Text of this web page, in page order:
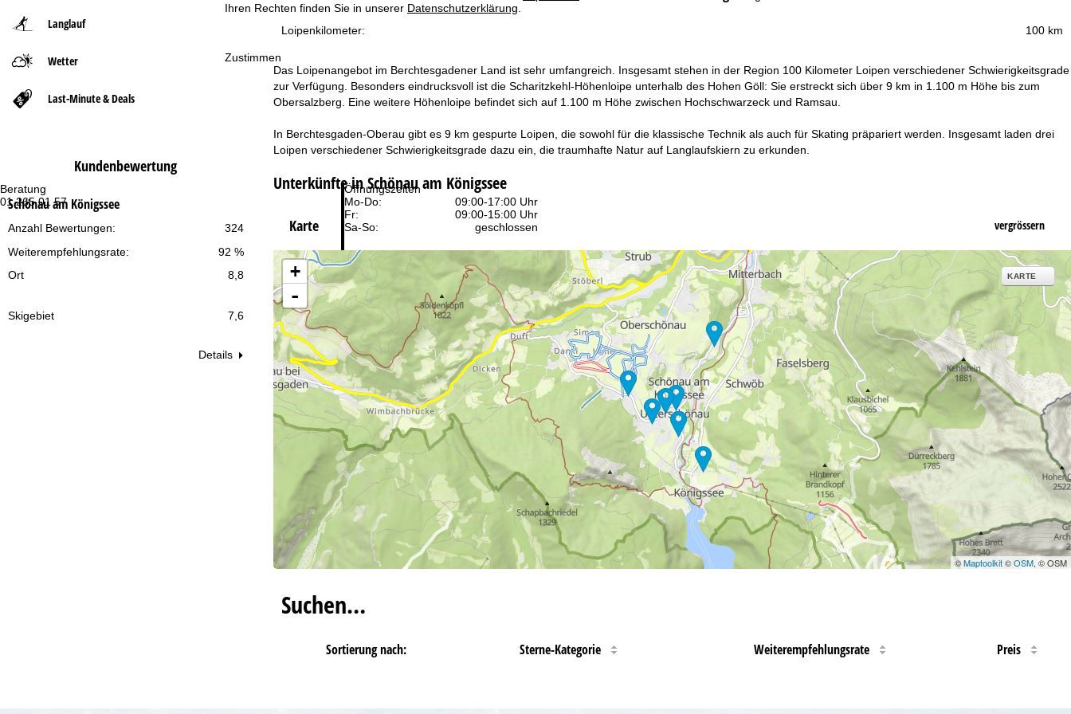
Ihren Rechten finden Sie in unserer Datenschutzerklärung.
Zustimmen
Beratung
01 265 01 57
Öffnungszeiten
Mo-Do:
09:00-17:00 Uhr
Fr:
09:00-15:00 Uhr
Sa-So:
geschlossen
Zur Kontaktseite
Beratung
Langlauf
Wetter
Last-Minute & Deals
Kundenbewertung
Schönau am Königssee
324
Anzahl Bewertungen:
92 %
Weiterempfehlungsrate:
Ort
8,8
Skigebiet 7,6
Details
t
e
e
100 km
Loipenkilometer:
Das Loipenangebot im Berchtesgadener Land ist sehr umfangreich. Insgesamt stehen in der Region 100 Kilometer Loipen verschiedener Schwierigkeitsgrade
zur Verfügung. Besonders eindrucksvoll ist die Scharitzkehl-Höhenloipe unterhalb des Hohen Göll: Sie erstreckt sich über 9 km in 1.100 m Höhe bis zum
Obersalzberg. Eine weitere Höhenloipe befindet sich auf 1.100 m Höhe zwischen Hochschwarzeck und Ramsau.
In Berchtesgaden-Oberau gibt es 9 km gespurte Loipen, die sowohl für die klassische Technik als auch für Skating präpariert werden. Insgesamt laden drei
Loipen verschiedener Schwierigkeitsgrade dazu ein, die traumhafte Natur auf Langlaufskiern zu erkunden.
Unterkünfte in Schönau am Königssee
Karte vergrössern
+
-
KARTE
©Maptoolkit©OSM, © OSM
Suchen…
Sortierung nach: Sterne-Kategorie Weiterempfehlungsrate Preis